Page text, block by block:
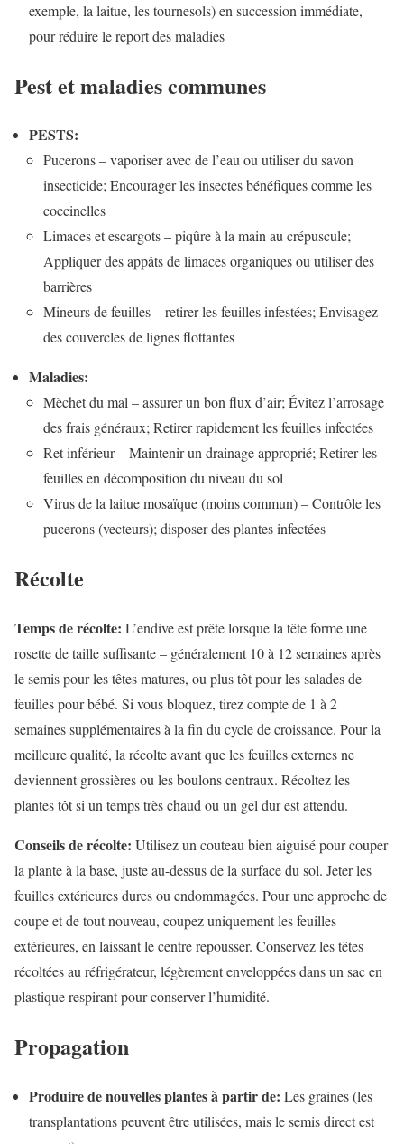
exemple, la laitue, les tournesols) en succession immédiate,
pour réduire le report des maladies
Pest et maladies communes
PESTS:
Pucerons – vaporiser avec de l’eau ou utiliser du savon
insecticide; Encourager les insectes bénéfiques comme les
coccinelles
Limaces et escargots – piqûre à la main au crépuscule;
Appliquer des appâts de limaces organiques ou utiliser des
barrières
Mineurs de feuilles – retirer les feuilles infestées; Envisagez
des couvercles de lignes flottantes
Maladies:
Mèchet du mal – assurer un bon flux d’air; Évitez l’arrosage
des frais généraux; Retirer rapidement les feuilles infectées
Ret inférieur – Maintenir un drainage approprié; Retirer les
feuilles en décomposition du niveau du sol
Virus de la laitue mosaïque (moins commun) – Contrôle les
pucerons (vecteurs); disposer des plantes infectées
Récolte
Temps de récolte: L’endive est prête lorsque la tête forme une
rosette de taille suffisante – généralement 10 à 12 semaines après
le semis pour les têtes matures, ou plus tôt pour les salades de
feuilles pour bébé. Si vous bloquez, tirez compte de 1 à 2
semaines supplémentaires à la fin du cycle de croissance. Pour la
meilleure qualité, la récolte avant que les feuilles externes ne
deviennent grossières ou les boulons centraux. Récoltez les
plantes tôt si un temps très chaud ou un gel dur est attendu.
Conseils de récolte: Utilisez un couteau bien aiguisé pour couper
la plante à la base, juste au-dessus de la surface du sol. Jeter les
feuilles extérieures dures ou endommagées. Pour une approche de
coupe et de tout nouveau, coupez uniquement les feuilles
extérieures, en laissant le centre repousser. Conservez les têtes
récoltées au réfrigérateur, légèrement enveloppées dans un sac en
plastique respirant pour conserver l’humidité.
Propagation
Produire de nouvelles plantes à partir de: Les graines (les
transplantations peuvent être utilisées, mais le semis direct est